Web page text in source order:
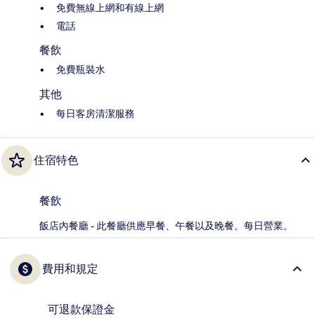
免費無線上網和有線上網
電話
餐飲
免費瓶裝水
其他
每日客房清潔服務
住宿特色
餐飲
飯店內餐廳 - 此餐廳供應早餐、午餐以及晚餐。每日營業。
費用和規定
可退款保證金